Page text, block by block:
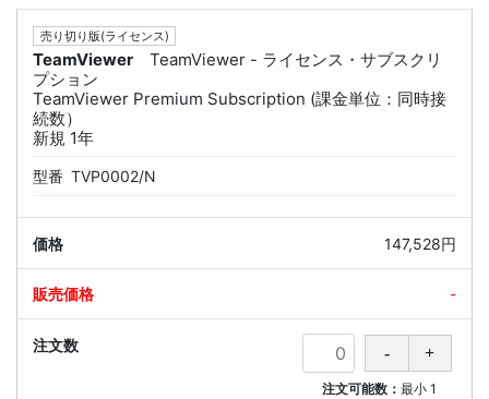
売り切り版(ライセンス)
TeamViewer
TeamViewer - ライセンス・サブスクリ
プション
TeamViewer Premium Subscription (課金単位：同時接
続数）
新規 1年
型番 TVP0002/N
147,528円
-
注文可能数：最小 1